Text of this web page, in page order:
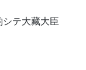
テ大藏大臣